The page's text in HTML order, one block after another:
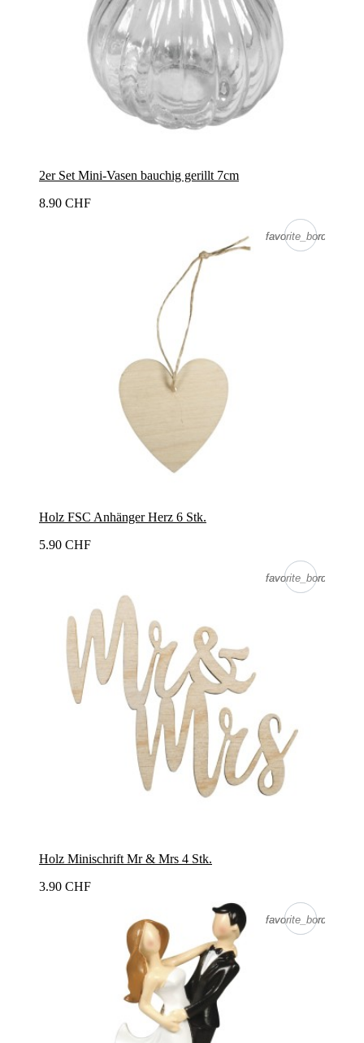
2er Set Mini-Vasen bauchig gerillt 7cm
8.90 CHF
favorite_border
favorite_border
Holz FSC Anhänger Herz 6 Stk.
5.90 CHF
favorite_border
favorite_border
Holz Minischrift Mr & Mrs 4 Stk.
3.90 CHF
favorite_border
favorite_border